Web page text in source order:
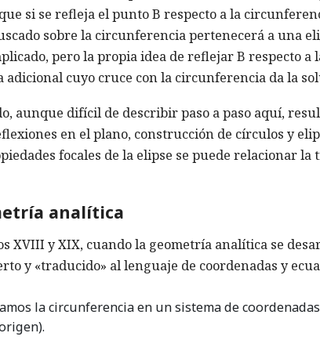
si se refleja el punto B respecto a la
sobre la circunferencia pertenecerá a una
pero la propia idea de reflejar B respecto
adicional cuyo cruce con la circunferencia da la
aunque difícil de describir paso a paso aquí,
en el plano, construcción de círculos y
focales de la elipse se puede relacionar
analítica
XVIII y XIX, cuando la geometría analítica se
y «traducido» al lenguaje de coordenadas y
la circunferencia en un sistema de